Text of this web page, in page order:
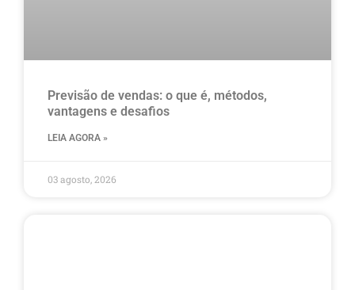
Previsão de vendas: o que é, métodos,
vantagens e desafios
LEIA AGORA »
03 agosto, 2026